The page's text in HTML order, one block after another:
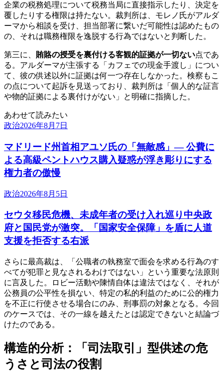
企業の税務処理について税務当局に直接指示したり、決定を
覆したりする権限は持たない。裁判所は、モレノ氏がアルダ
ーマから相談を受け、担当部署に繋いだ可能性は認めたもの
の、それは職務権限を逸脱する行為ではないと判断した。
第三に、 賄賂の授受を裏付ける客観的証拠が一切ない点であ
る。アルダーマが主張する「カフェでの現金手渡し」につい
て、彼の供述以外に証拠は何一つ存在しなかった。検察もこ
の点について起訴を見送っており、裁判所は「個人的な証言
や物的証拠による裏付けがない」と明確に指摘した。
あわせて読みたい
政治2026年8月7日
マドリード州首相アユソ氏の「無敵感」— 公費に
よる高級ペントハウス購入疑惑が浮き彫りにする
権力者の傲慢
政治2026年8月5日
セウタ移民危機、未成年者の受け入れ巡り中央政
府と国民党が激突。「国家安全保障」を盾に人道
支援を拒否する右派
さらに最高裁は、「公職者の執務室で面会を求める行為のす
べてが犯罪と見なされるわけではない」という重要な法原則
に言及した。ロビー活動や陳情自体は違法ではなく、それが
公務員の公平性を損ない、特定の私的利益のために公的権力
を不正に行使させる場合にのみ、刑事罰の対象となる。今回
のケースでは、その一線を越えたとは認定できないと結論づ
けたのである。
構造的分析：「司法取引」型供述の危
うさと司法の役割